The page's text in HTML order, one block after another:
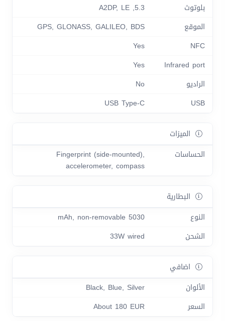
بلوتوث
5.3, A2DP, LE
الموقع
GPS, GLONASS, GALILEO, BDS
NFC
Yes
Infrared port
Yes
الراديو
No
USB
USB Type-C
الميزات
الحساسات
Fingerprint (side-mounted),
accelerometer, compass
البطارية
النوع
5030 mAh, non-removable
الشحن
33W wired
اضافي
الألوان
Black, Blue, Silver
السعر
About 180 EUR